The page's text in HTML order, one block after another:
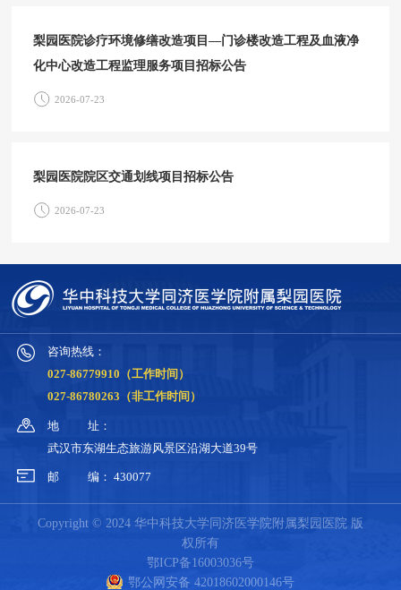
梨园医院诊疗环境修缮改造项目—门诊楼改造工程及血液净
化中心改造工程监理服务项目招标公告
2026-07-23
梨园医院院区交通划线项目招标公告
2026-07-23
咨询热线：
027-86779910（工作时间）
027-86780263（非工作时间）
地
址：
武汉市东湖生态旅游风景区沿湖大道39号
邮 编： 430077
Copyright © 2024 华中科技大学同济医学院附属梨园医院 版
权所有
鄂ICP备16003036号
鄂公网安备 42018602000146号